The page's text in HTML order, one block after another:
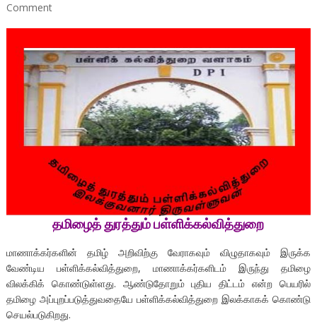
Comment
தமிழைத்துரத்தும்பள்ளிக்கல்வித்துறை
மாணாக்கர்களின் தமிழ் அறிவிற்கு வேராகவும் விழுதாகவும் இருக்க
வேண்டிய பள்ளிக்கல்வித்துறை, மாணாக்கர்களிடம் இருந்து தமிழை
விலக்கிக் கொண்டுள்ளது. ஆண்டுதோறும் புதிய திட்டம் என்ற பெயரில்
தமிழை அப்புறப்படுத்துவதையே பள்ளிக்கல்வித்துறை இலக்காகக் கொண்டு
செயல்படுகிறது.